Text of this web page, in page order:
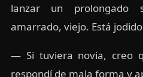
lanzar un
amarrado, viejo. Está
— Si tuviera novia, creo
respondí de mala forma y